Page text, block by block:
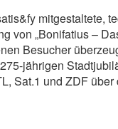
mitgestaltete,
von „Bonifatius –
Besucher
jährigen
Sat.1 und ZDF